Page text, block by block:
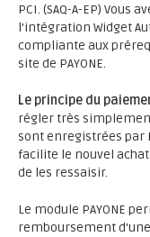
PCI. (SAQ-A-EP) Vous
l'intégration Widget
compliante aux
site de PAYONE.
Le principe du
régler très
sont enregistrées par
facilite le nouvel
de les ressaisir.
Le module PAYONE
remboursement